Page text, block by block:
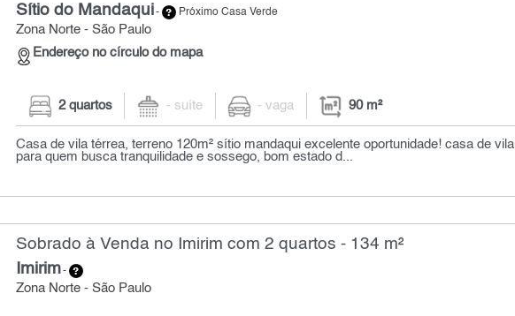
Sítio do Mandaqui- Próximo Casa Verde
Zona Norte - São Paulo
Endereço no círculo do mapa
2 quartos - suíte - vaga 90 m²
Casa de vila térrea, terreno 120m² sítio mandaqui excelente oportunidade! casa de vila
para quem busca tranquilidade e sossego, bom estado d...
Sobrado à Venda no Imirim com 2 quartos - 134 m²
Imirim-
Zona Norte - São Paulo